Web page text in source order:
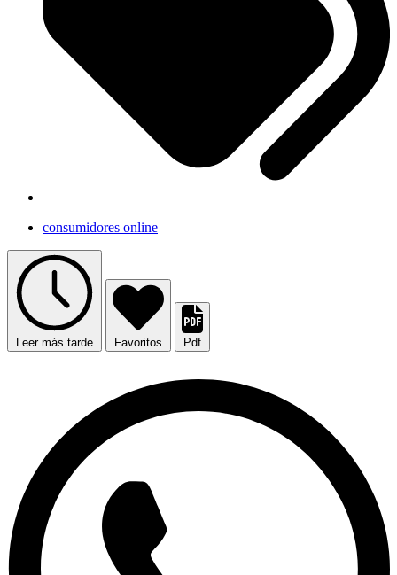
consumidores online
Leer más tarde Favoritos Pdf